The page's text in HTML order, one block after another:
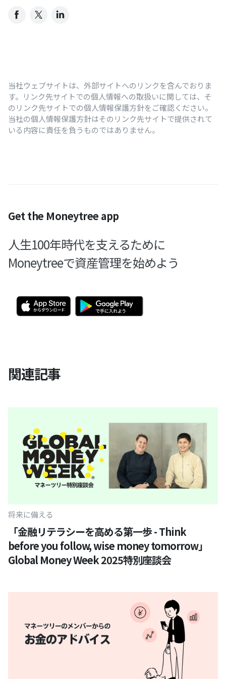
当社ウェブサイトは、外部サイトへのリンクを含んでおりま
す。リンク先サイトでの個人情報への取扱いに関しては、そ
のリンク先サイトでの個人情報保護方針をご確認ください。
当社の個人情報保護方針はそのリンク先サイトで提供されて
いる内容に責任を負うものではありません。
Get the Moneytree app
人生100年時代を支えるために
Moneytreeで資産管理を始めよう
関連記事
将来に備える
「金融リテラシーを高める第一歩 - Think
before you follow, wise money tomorrow」
Global Money Week 2025特別座談会